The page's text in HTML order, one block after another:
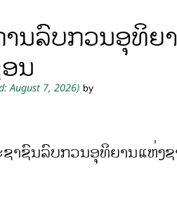
ານລົບກວນອຸທິຍ
ນ
August 7, 2026) by
າຊົນລົບກວນອຸທິຍານແຫ່ງ